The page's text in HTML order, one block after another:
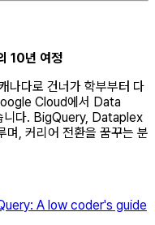
10년 여정
나다로 건너가 학부부터 다
Cloud에서 Data
니다. BigQuery, Dataplex
며, 커리어 전환을 꿈꾸는 분
A low coder's guide